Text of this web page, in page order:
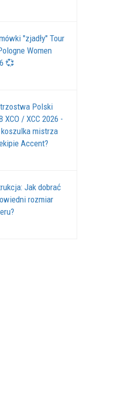
"zjadły" Tour
Women
💞
Polski
XCO / XCC 2026 -
mistrza
Accent?
Jak dobrać
rozmiar